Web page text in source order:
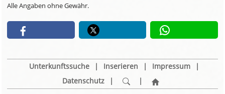
Alle Angaben ohne Gewähr.
Unterkunftssuche | Inserieren | Impressum
|
Datenschutz
| |